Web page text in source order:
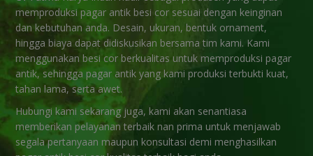
memproduksi pagar antik besi cor sesuai dengan keinginan
dan kebutuhan anda. Desain, ukuran, bentuk ornament,
hingga biaya dapat didiskusikan bersama tim kami. Kami
menggunakan besi cor berkualitas untuk memproduksi pagar
antik, sehingga pagar antik yang kami produksi terbukti kuat,
tahan lama, serta awet.
Hubungi kami sekarang juga, kami akan senantiasa
memberikan pelayanan terbaik nan prima untuk menjawab
segala pertanyaan maupun konsultasi demi menghasilkan